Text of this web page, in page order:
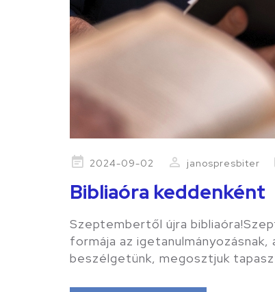
Posted2024-09-02 janospresbiter
Bibliaóra keddenként
Szeptembertől újra
formája az
beszélgetünk, megosztjuk